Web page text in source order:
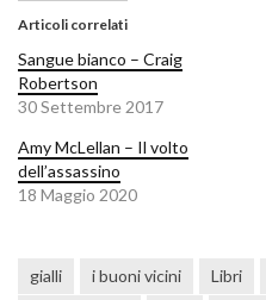
Articoli correlati
Sangue bianco – Craig
Robertson
30 Settembre 2017
Amy McLellan – Il volto
dell’assassino
18 Maggio 2020
gialli i buoni vicini Libri